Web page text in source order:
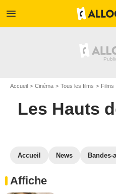
menu
Accueil Cinéma Tous les films Films
Les Hauts
Accueil News Bandes-
Affiche